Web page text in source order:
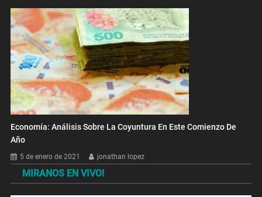
Economía: Análisis Sobre La Coyuntura En Este Comienzo De
Año
5 de enero de 2021 jonathan lopez
MIRANOS EN VIVO!